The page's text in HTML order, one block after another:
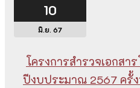
10
มิ.ย. 67
โครงการสำรวจเอกสา
ปีงบประมาณ 2567 ครั้